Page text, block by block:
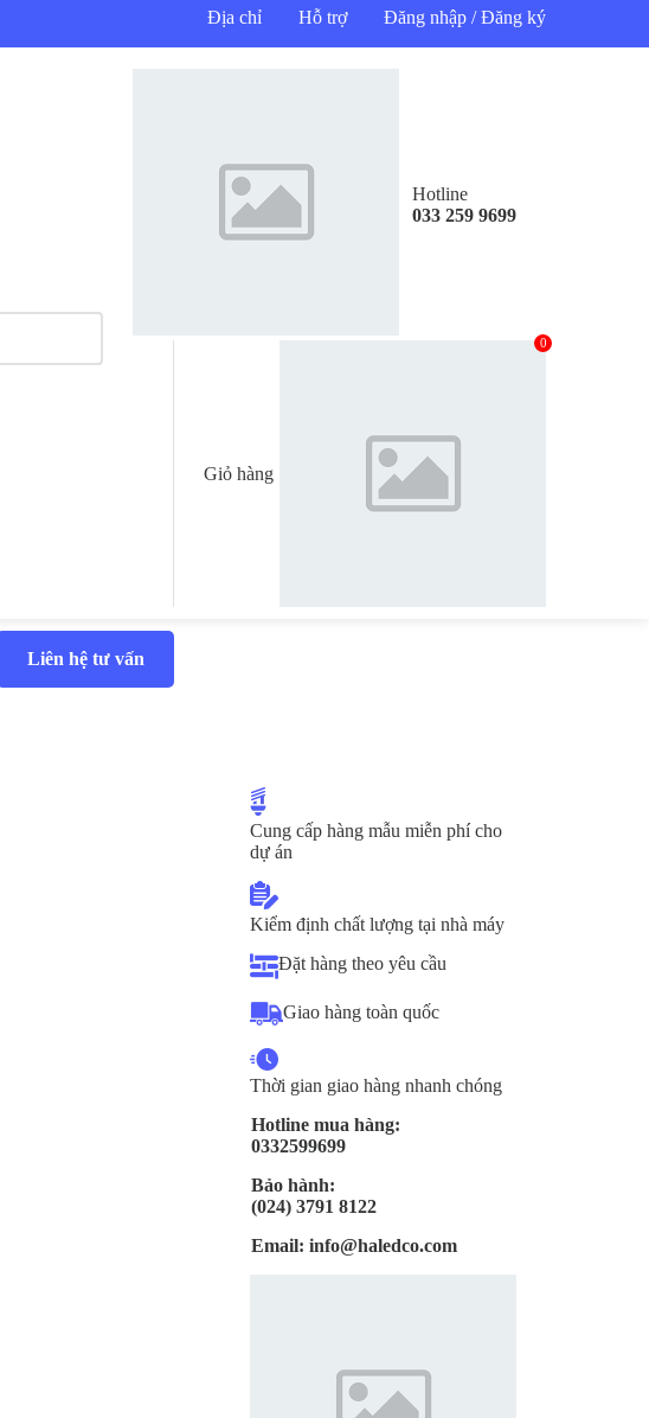
Địa chỉ Hỗ trợ Đăng nhập / Đăng ký
Hotline
033 259 9699
Giỏ hàng
0
Liên hệ tư vấn
Cung cấp hàng mẫu miễn phí cho
dự án
Kiểm định chất lượng tại nhà máy
Đặt hàng theo yêu cầu
Giao hàng toàn quốc
Thời gian giao hàng nhanh chóng
Hotline mua hàng:
0332599699
Bảo hành:
(024) 3791 8122
Email: info@haledco.com